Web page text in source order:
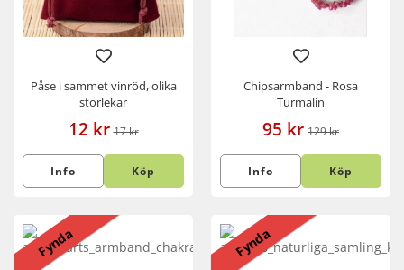
Påse i sammet vinröd, olika
storlekar
12 kr 17 kr
Info Köp
Chipsarmband - Rosa
Turmalin
95 kr 129 kr
Info Köp
Fynda Fynda